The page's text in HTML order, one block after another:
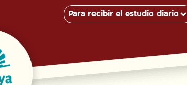
Para recibir el estudio diario